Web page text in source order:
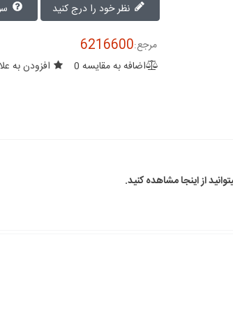
مرجع:6216600
اضافه به مقایسه 0 افزودن به